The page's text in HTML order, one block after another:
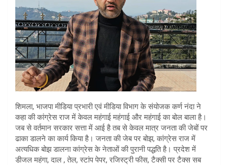
शिमला, भाजपा मीडिया प्रभारी एवं मीडिया विभाग के संयोजक कर्ण नंदा ने
कहा की कांग्रेस राज में केवल महंगाई महंगाई और महंगाई का बोल बाला है।
जब से वर्तमान सरकार सत्ता में आई है तब से केवल मात्र जनता की जेबों पर
ढाका डालने का कार्य किया है। जनता की जेब पर बोझ, कांग्रेस राज में
अत्यधिक बोझ डालना कांग्रेस के नेताओं की पुरानी पद्धति है। प्रदेश में
डीजल महंगा, दाल , तेल, स्टांप पेपर, रजिस्ट्री फीस, टैक्सी पर टैक्स सब